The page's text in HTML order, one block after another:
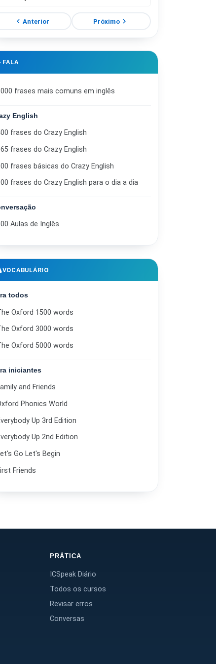
chevron_left Anterior Próximo chevron_right
FALA
frases mais comuns em inglês
English
frases do Crazy English
frases do Crazy English
frases básicas do Crazy English
frases do Crazy English para o dia a dia
Aulas de Inglês
VOCABULÁRIO
todos
Oxford 1500 words
Oxford 3000 words
Oxford 5000 words
iniciantes
and Friends
Phonics World
Up 3rd Edition
Up 2nd Edition
Go Let's Begin
Friends
PRÁTICA
ICSpeak Diário
Todos os cursos
Revisar erros
Conversas